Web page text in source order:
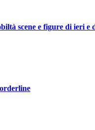
scene e figure di ieri e